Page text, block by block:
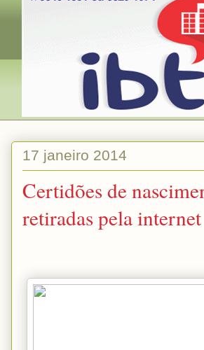
17 janeiro 2014
Certidões de
retiradas pela internet